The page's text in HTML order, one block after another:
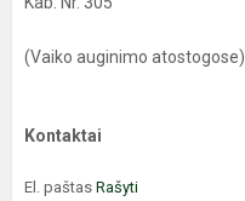
(Vaiko auginimo atostogose)
Kontaktai
El. paštas Rašyti